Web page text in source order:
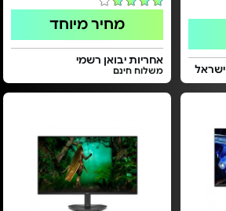
מחיר מיוחד
אחריות יבואן רשמי
משלוח חינם